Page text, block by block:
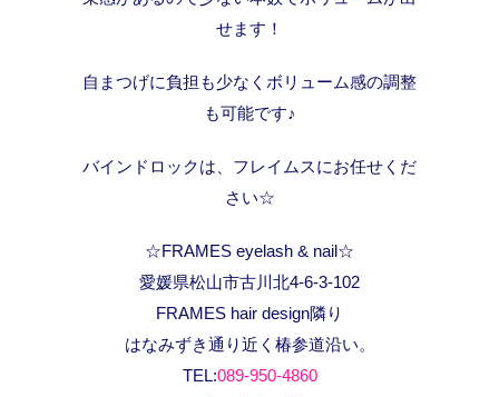
せます！
自まつげに負担も少なくボリューム感の調整
も可能です♪
バインドロックは、フレイムスにお任せくだ
さい☆
☆FRAMES eyelash & nail☆
愛媛県松山市古川北4-6-3-102
FRAMES hair design隣り
はなみずき通り近く椿参道沿い。
TEL:089-950-4860